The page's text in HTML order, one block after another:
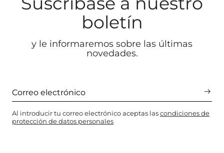
boletín
y le informaremos sobre las últimas
novedades.
Al introducir tu correo electrónico aceptas lascondiciones de
protección de datos personales